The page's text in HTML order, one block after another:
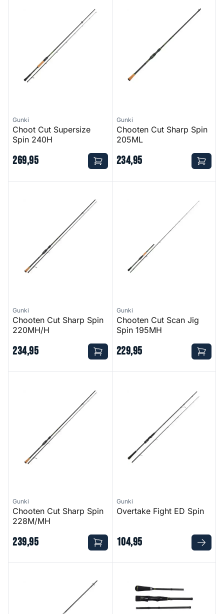
Gunki
Choot Cut Supersize
Spin 240H
269,95
Gunki
Chooten Cut Sharp Spin
205ML
234,95
Gunki
Chooten Cut Sharp Spin
220MH/H
234,95
Gunki
Chooten Cut Scan Jig
Spin 195MH
229,95
Gunki
Chooten Cut Sharp Spin
228M/MH
239,95
Gunki
Overtake Fight ED Spin
104,95